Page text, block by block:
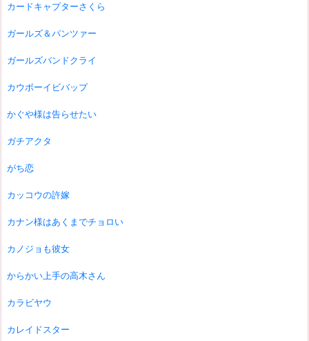
カードキャプターさくら
ガールズ＆パンツァー
ガールズバンドクライ
カウボーイビバップ
かぐや様は告らせたい
ガチアクタ
がち恋
カッコウの許嫁
カナン様はあくまでチョロい
カノジョも彼女
からかい上手の高木さん
カラビヤウ
カレイドスター